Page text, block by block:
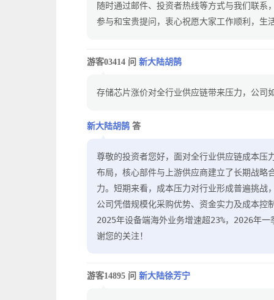
随时通过邮件、投资者热线等方式与我们联
参与和宝贵提问，衷心祝愿大家工作顺利，生
游客03414 问 新大陆胡鹄
存储芯片涨价对全行业供应链带来压力，公司
新大陆胡鹄 答
尊敬的投资者您好，面对全行业供应链成本压
布局，核心部件与上游供应商建立了长期战略
力。短期来看，成本压力对行业形成普遍挑战
公司凭借规模化采购优势、资金实力及成本控
2025年设备端海外业务增速超23%，2026年
谢您的关注！
游客14895 问 新大陆徐芳宁